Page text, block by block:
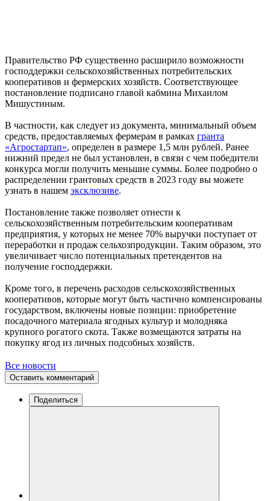
Правительство РФ существенно расширило возможности
господдержки сельскохозяйственных потребительских
кооперативов и фермерских хозяйств. Соответствующее
постановление подписано главой кабмина Михаилом
Мишустиным.
В частности, как следует из документа, минимальный объем
средств, предоставляемых фермерам в рамках гранта
«Агростартап», определен в размере 1,5 млн рублей. Ранее
нижний предел не был установлен, в связи с чем победители
конкурса могли получить меньшие суммы. Более подробно о
распределении грантовых средств в 2023 году вы можете
узнать в нашем эксклюзиве.
Постановление также позволяет отнести к
сельскохозяйственным потребительским кооперативам
предприятия, у которых не менее 70% выручки поступает от
переработки и продаж сельхозпродукции. Таким образом, это
увеличивает число потенциальных претендентов на
получение господдержки.
Кроме того, в перечень расходов сельскохозяйственных
кооперативов, которые могут быть частично компенсированы
государством, включены новые позиции: приобретение
посадочного материала ягодных культур и молодняка
крупного рогатого скота. Также возмещаются затраты на
покупку ягод из личных подсобных хозяйств.
Все новости
Оставить комментарий
Поделиться